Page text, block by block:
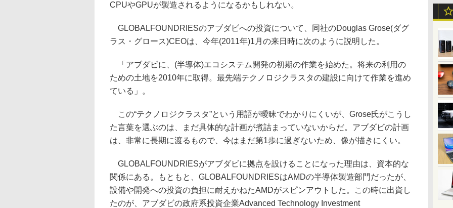
CPUやGPUが製造されるようになるかもしれない。
GLOBALFOUNDRIESのアブダビへの投資について、同社のDouglas Grose(ダグ
ラス・グロース)CEOは、今年(2011年)1月の来日時に次のように説明した。
「アブダビに、(半導体)エコシステム開発の初期の作業を始めた。将来の利用の
ための土地を2010年に取得。最先端テクノロジクラスタの建設に向けて作業を進め
ている」。
この“テクノロジクラスタ”という用語が曖昧でわかりにくいが、Grose氏がこうし
た言葉を選ぶのは、まだ具体的な計画が煮詰まっていないからだ。アブダビの計画
は、非常に長期に渡るもので、今はまだ第1歩に過ぎないため、像が描きにくい。
GLOBALFOUNDRIESがアブダビに拠点を設けることになった理由は、資本的な
関係にある。もともと、GLOBALFOUNDRIESはAMDの半導体製造部門だったが、
設備や開発への投資の負担に耐えかねたAMDがスピンアウトした。この時に出資し
たのが、アブダビの政府系投資企業Advanced Technology Investment